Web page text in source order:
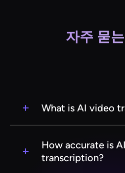
자주 묻
What is AI video
converting spoken words
written text using artificial
How accurate is
transcription?